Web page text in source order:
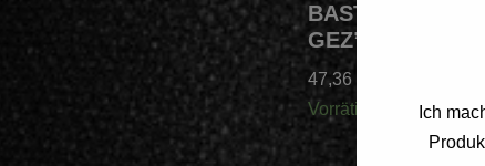
BASTA Hoodie
GEZ”
47,36
Vorrätig
Ich